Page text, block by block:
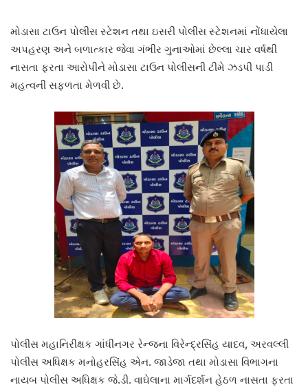
મોડાસા ટાઉન પોલીસ સ્ટેશન તથા ઇસરી પોલીસ સ્ટેશનમાં નોંધાયેલા
અપહરણ અને બળાત્કાર જેવા ગંભીર ગુનાઓમાં છેલ્લા ચાર વર્ષથી
નાસતા ફરતા આરોપીને મોડાસા ટાઉન પોલીસની ટીમે ઝડપી પાડી
મહત્વની સફળતા મેળવી છે.
પોલીસ મહાનિરીક્ષક ગાંધીનગર રેન્જના વિરેન્દ્રસિંહ યાદવ, અરવલ્લી
પોલીસ અધિક્ષક મનોહરસિંહ એન. જાડેજા તથા મોડાસા વિભાગના
નાયબ પોલીસ અધિક્ષક જે.ડી. વાઘેલાના માર્ગદર્શન હેઠળ નાસતા ફરતા